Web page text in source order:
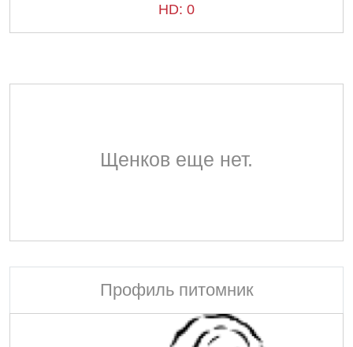
HD: 0
Щенков еще нет.
Профиль питомник